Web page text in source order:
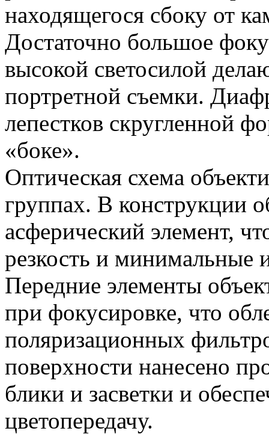
находящегося сбоку от
Достаточно большое
высокой светосилой
портретной съемки.
лепестков скругленной
«боке».
Оптическая схема
группах. В конструкции
асферический элемент,
резкость и минимальные
Передние элементы
при фокусировке, что
поляризационных
поверхности нанесено
блики и засветки и
цветопередачу.